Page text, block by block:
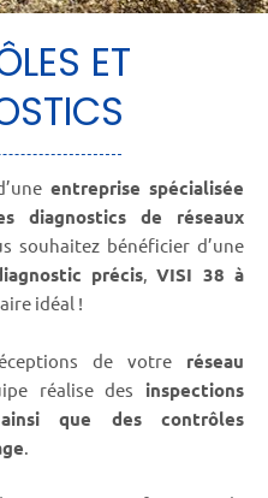
ET
entreprise spécialisée
diagnostics de réseaux
souhaitez bénéficier d’une
précis,VISI 38 à
idéal !
de votre réseau
réalise des inspections
que des contrôles